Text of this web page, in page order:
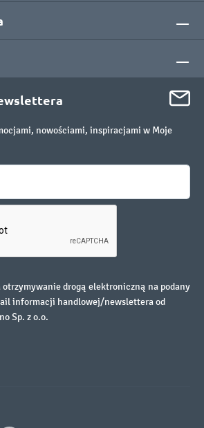
nowościami, inspiracjami w Moje
otrzymywanie drogą elektroniczną na podany
informacji handlowej/newslettera od
Sp. z o.o.